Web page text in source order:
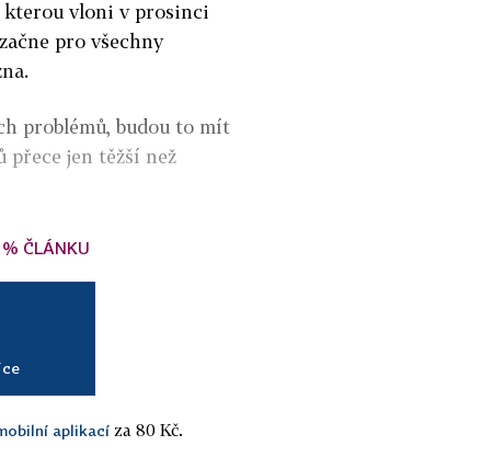
kterou vloni v prosinci
pro všechny
problémů, budou to mít
přece jen těžší než
ČLÁNKU
aplikací za 80 Kč.